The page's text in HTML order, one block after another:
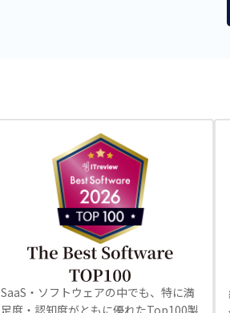
SaaS・ソフトウェアの中でも、特に満
足度・認知度がともに優れたTop100製